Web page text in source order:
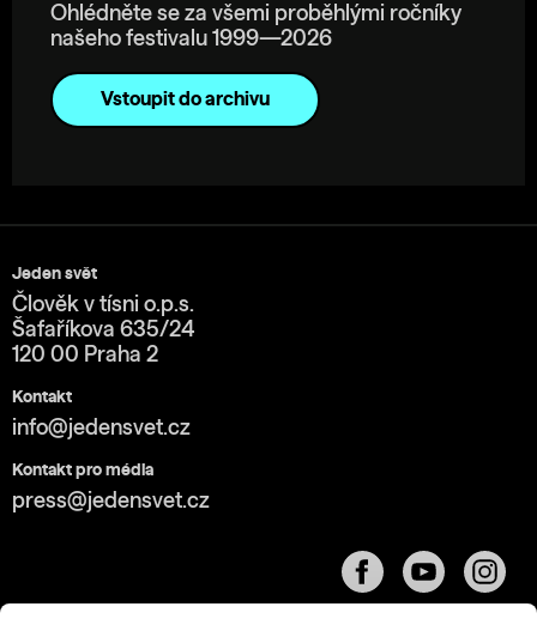
Ohlédněte se za všemi proběhlými ročníky
našeho festivalu 1999—2026
Vstoupit do archivu
Jeden svět
Člověk v tísni o.p.s.
Šafaříkova 635/24
120 00 Praha 2
Kontakt
info@jedensvet.cz
Kontakt pro média
press@jedensvet.cz